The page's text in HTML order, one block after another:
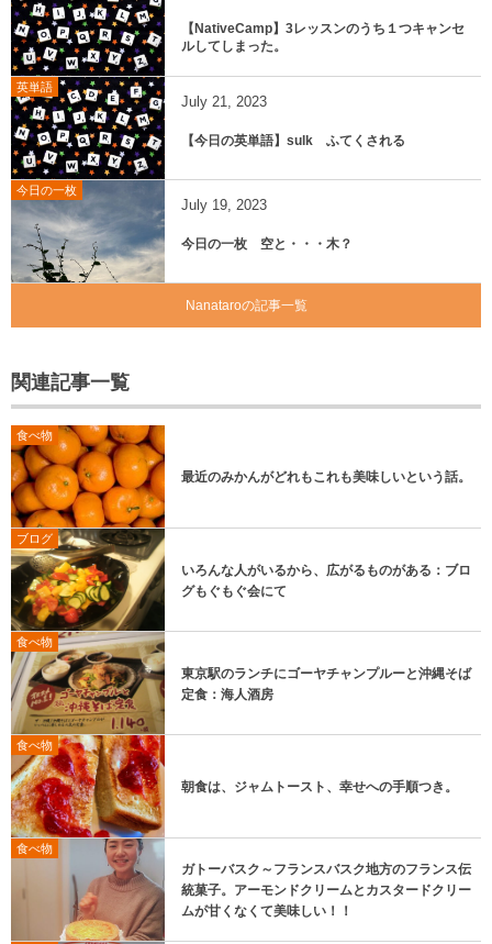
【NativeCamp】3レッスンのうち１つキャンセ
ルしてしまった。
英単語
July 21, 2023
【今日の英単語】sulk ふてくされる
今日の一枚
July 19, 2023
今日の一枚 空と・・・木？
Nanataroの記事一覧
関連記事一覧
食べ物
最近のみかんがどれもこれも美味しいという話。
ブログ
いろんな人がいるから、広がるものがある：ブロ
グもぐもぐ会にて
食べ物
東京駅のランチにゴーヤチャンプルーと沖縄そば
定食：海人酒房
食べ物
朝食は、ジャムトースト、幸せへの手順つき。
食べ物
ガトーバスク～フランスバスク地方のフランス伝
統菓子。アーモンドクリームとカスタードクリー
ムが甘くなくて美味しい！！